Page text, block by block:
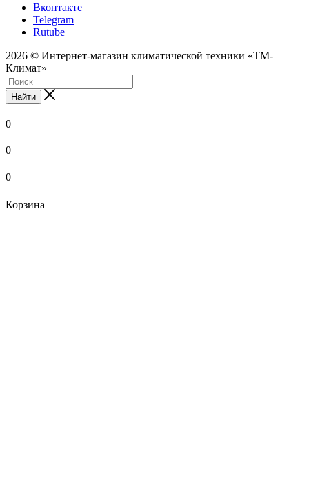
Вконтакте
Telegram
Rutube
2026 © Интернет-магазин климатической техники «ТМ-
Климат»
Найти
0
0
0
Корзина